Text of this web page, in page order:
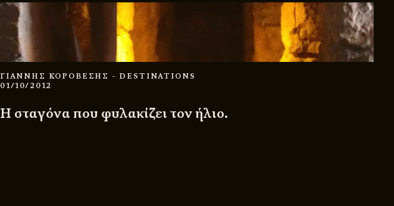
ΓΙΑΝΝΗΣ ΚΟΡΟΒΕΣΗΣ - DESTINATIONS
01/10/2012
Η σταγόνα που φυλακίζει τον ήλιο.